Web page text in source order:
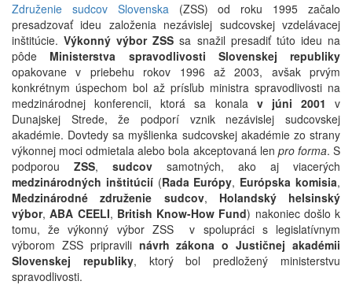
Združenie sudcov Slovenska(ZSS) od roku 1995 začalo
presadzovať ideu založenia nezávislej sudcovskej vzdelávacej
inštitúcie.Výkonný výbor ZSS sa snažil presadiť túto ideu na
pôde Ministerstva spravodlivosti Slovenskej republiky
opakovane v priebehu rokov 1996 až 2003, avšak prvým
konkrétnym úspechom bol až prísľub ministra spravodlivosti na
medzinárodnej konferencii, ktorá sa konala v júni 2001 v
Dunajskej Strede, že podporí vznik nezávislej sudcovskej
akadémie. Dovtedy sa myšlienka sudcovskej akadémie zo strany
výkonnej moci odmietala alebo bola akceptovaná len pro forma. S
podporou ZSS, sudcov samotných, ako aj viacerých
medzinárodných inštitúcií(Rada Európy, Európska komisia,
Medzinárodné združenie sudcov, Holandský helsinský
výbor,ABA CEELI, British Know-How Fund) nakoniec došlo k
tomu, že výkonný výbor ZSS v spolupráci s legislatívnym
výborom ZSS pripravili návrh zákona o Justičnej akadémii
Slovenskej republiky, ktorý bol predložený ministerstvu
spravodlivosti.